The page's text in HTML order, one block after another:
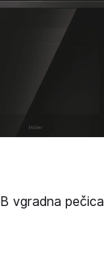
vgradna pečica